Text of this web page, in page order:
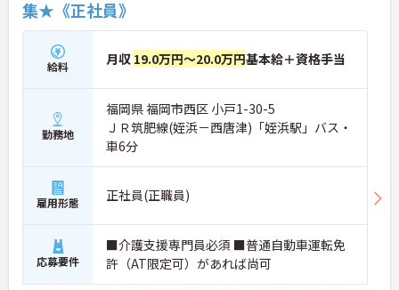
集★《正社員》
給料 月収 19.0万円～20.0万円基本給＋資格手当
勤務地
福岡県 福岡市西区 小戸1-30-5
ＪＲ筑肥線(姪浜－西唐津)「姪浜駅」バス・
車6分
雇用形態 正社員(正職員)
応募要件
■介護支援専門員必須 ■普通自動車運転免
許（AT限定可）があれば尚可